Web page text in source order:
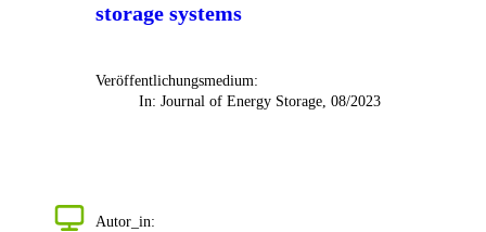
storage systems
Veröffentlichungsmedium:
In: Journal of Energy Storage, 08/2023
Autor_in: